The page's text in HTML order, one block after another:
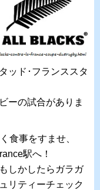
ッド･フランススタ
ーの試合がありま
食事をすませ、
駅へ！
しかしたらガラガ
リティーチェック